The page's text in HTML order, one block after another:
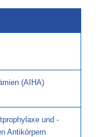
(AIHA)
und -
Antikörpern